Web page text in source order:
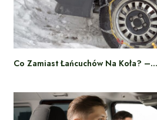
Co Zamiast Łańcuchów Na Koła? –…